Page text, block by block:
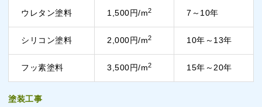
ウレタン塗料 1,500円/m2 7～10年
シリコン塗料 2,000円/m2 10年～13年
フッ素塗料 3,500円/m2 15年～20年
塗装工事